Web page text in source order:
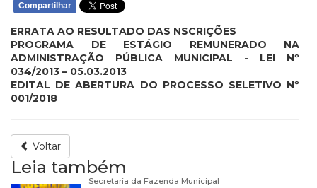
Compartilhar
ERRATA AO RESULTADO DAS NSCRIÇÕES
PROGRAMA DE ESTÁGIO REMUNERADO NA
ADMINISTRAÇÃO PÚBLICA MUNICIPAL - LEI Nº
034/2013 – 05.03.2013
EDITAL DE ABERTURA DO PROCESSO SELETIVO Nº
001/2018
Voltar
Leia também
Secretaria da Fazenda Municipal